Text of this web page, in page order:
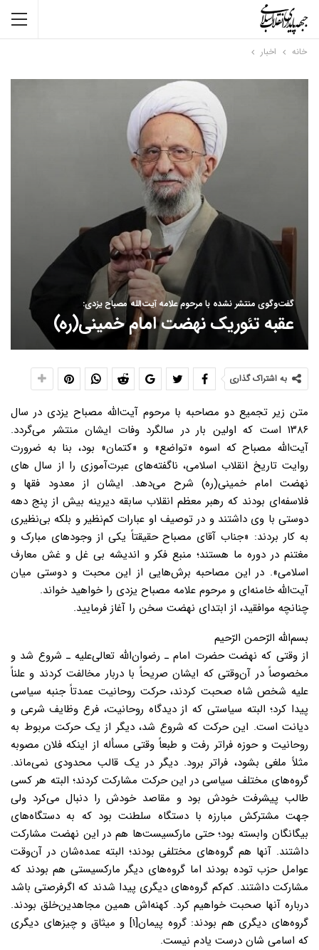
خانه اخبار
گفت‌و‌گوی منتشر نشده با مرحوم علامه آیت‌الله مصباح یزدی:
عقبه تئوریک نهضت امام خمینی(ره)
به اشتراک گذاری
متن زیر تجمیع دو مصاحبه‌ با مرحوم آیت‌الله مصباح یزدی در سال
۱۳۸۶ است که اولین بار در سالگرد وفات ایشان منتشر می‌گردد.
آیت‌الله مصباح که اسوه «تواضع» و «کتمان» بود، بنا به ضرورت
روایت تاریخ انقلاب اسلامی، ناگفته‌های عبرت‌آموزی را از سال های
نهضت امام خمینی(ره) شرح می‌دهد. ایشان از معدود فقها و
فلاسفه‌ای بودند که رهبر معظم انقلاب سابقه دیرینه بیش از پنج دهه
دوستی با وی داشتند و در توصیف او عبارات کم‌نظیر و بلکه بی‌نظیری
به کار بردند: «جناب آقای مصباح حقیقتاً یکی از وجودهای مبارک و
مغتنم در دوره ما هستند؛ منبع فکر و اندیشه بی غل و غش معارف
اسلامی». در این مصاحبه برش‌هایی از این محبت و دوستی میان
آیت‌الله خامنه‌ای و مرحوم علامه مصباح یزدی را خواهید خواند.
چنانچه موافقید، از ابتدای نهضت سخن را آغاز فرمایید.
بسم‌الله الرّحمن الرّحیم
از وقتى که نهضت حضرت امام ـ رضوان‌الله تعالى‌علیه ـ شروع شد و
مخصوصاً در آن‌وقتى که ایشان صریحاً با دربار مخالفت کردند و علناً
علیه شخص شاه صحبت کردند، حرکت روحانیت عمدتاً جنبه سیاسى
پیدا کرد؛ البته سیاستى که از دیدگاه روحانیت، فرع وظایف شرعى و
دیانت است. این حرکت که شروع شد، دیگر از یک حرکت مربوط به
روحانیت و حوزه فراتر رفت و طبعاً وقتى مسأله از اینکه فلان مصوبه
مثلاً ملغى بشود، فراتر برود. دیگر در یک قالب محدودى نمى‌ماند.
گروه‌هاى مختلف سیاسى در این حرکت مشارکت کردند؛ البته هر کسى
طالب پیشرفت خودش بود و مقاصد خودش را دنبال مى‌کرد ولى
جهت مشترکش مبارزه با دستگاه سلطنت بود که به دستگاه‌هاى
بیگانگان وابسته بود؛ حتى مارکسیست‌ها هم در این نهضت مشارکت
داشتند. آنها هم گروه‌هاى مختلفى بودند؛ البته عمده‌شان در آن‌وقت
عوامل حزب توده بودند اما گروه‌هاى دیگر مارکسیستى هم بودند که
مشارکت داشتند. کم‌کم گروه‌های‌ دیگرى پیدا شدند که اگرفرصتى باشد
درباره آنها صحبت خواهیم کرد. کهنه‌اش همین مجاهدین‌خلق بودند.
گروه‌هاى دیگرى هم بودند: گروه پیمان[۱] و میثاق و چیزهاى دیگرى
که اسامی شان درست یادم نیست.